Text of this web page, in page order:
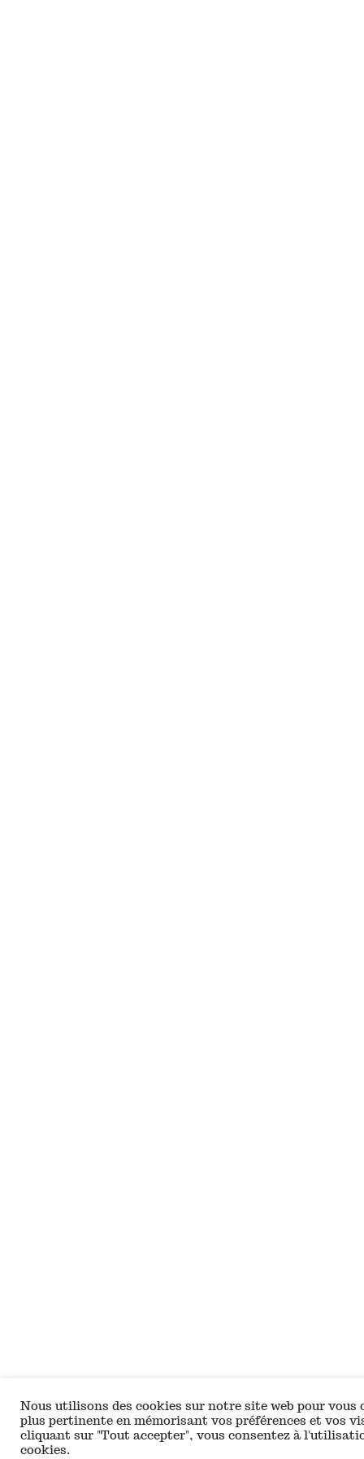
Nous utilisons des cookies sur notre site web pour vous
plus pertinente en mémorisant vos préférences et vos
cliquant sur "Tout accepter", vous consentez à
cookies.